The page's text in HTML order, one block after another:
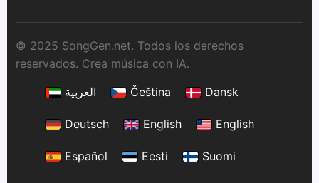
© 2025 SongGen.net. Todos los derechos
reservados. Crea música con IA.
العربية
Čeština Dansk
Deutsch English English
Español Eesti Suomi